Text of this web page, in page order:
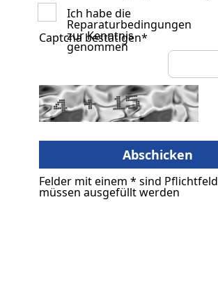
Ich habe die
Reparaturbedingungen
zur Kenntnis
genommen
Captcha bestätigen*
Felder mit einem * sind
müssen ausgefüllt werden